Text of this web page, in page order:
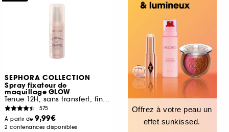
SEPHORA COLLECTION
Spray fixateur de
maquillage GLOW
Tenue 12H, sans transfert, fini lumineux
575
À partir de9,99€
2 contenances disponibles
Offrez à votre peau un
effet sunkissed.